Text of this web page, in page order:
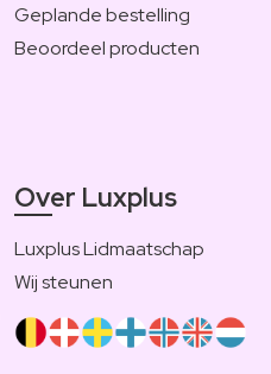
Geplande bestelling
Beoordeel producten
Over Luxplus
Luxplus Lidmaatschap
Wij steunen